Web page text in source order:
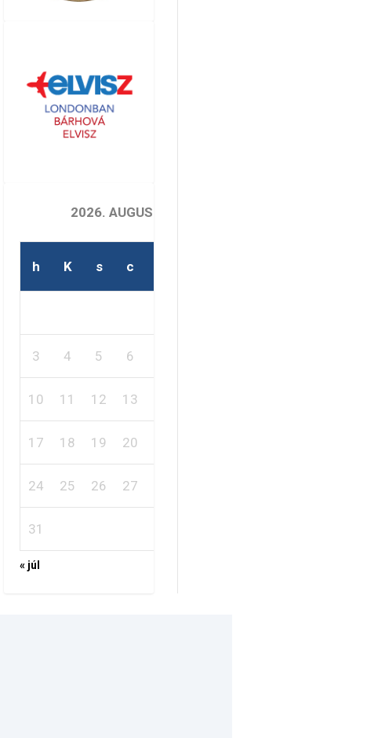
2026. AUGUSZTUS
h K s c
3 4 5 6
10 11 12 13
17 18 19 20
24 25 26 27
31
« júl